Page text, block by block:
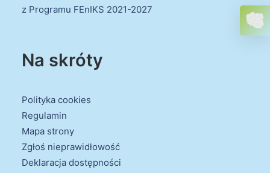
z Programu FEnIKS 2021-2027
Na skróty
Polityka cookies
Regulamin
Mapa strony
Zgłoś nieprawidłowość
Deklaracja dostępności